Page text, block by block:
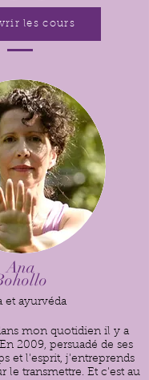
les cours
Ana
et ayurvéda
mon quotidien il y a
2009, persuadé de ses
et l'esprit, j'entreprends
le transmettre. Et c'est au